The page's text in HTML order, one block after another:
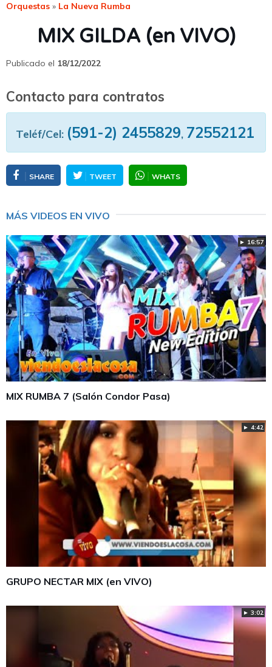
Orquestas » La Nueva Rumba
MIX GILDA (en VIVO)
Publicado el 18/12/2022
Contacto para contratos
Teléf/Cel: (591-2) 2455829, 72552121
SHARE TWEET WHATS
MÁS VIDEOS EN VIVO
► 16:57
MIX RUMBA 7 (Salón Condor Pasa)
► 4:42
GRUPO NECTAR MIX (en VIVO)
► 3:02